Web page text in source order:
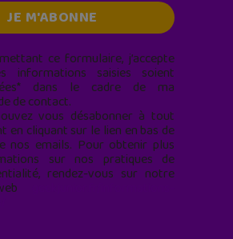
ce formulaire, j’accepte
informations saisies soient
dans le cadre de ma
de contact.
vous désabonner à tout
en cliquant sur le lien en bas de
nos emails. Pour obtenir plus
sur nos pratiques de
rendez-vous sur notre